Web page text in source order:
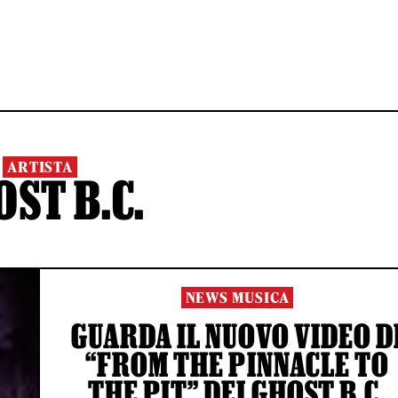
ARTISTA
B.C.
NEWS MUSICA
GUARDA IL NUOVO VIDEO
“FROM THE PINNACLE TO